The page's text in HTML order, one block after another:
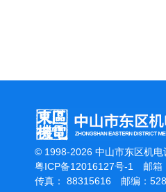
© 1998-2026 中山市东区机电
粤ICP备12016127号-1
邮箱
传真： 88315616 邮编：